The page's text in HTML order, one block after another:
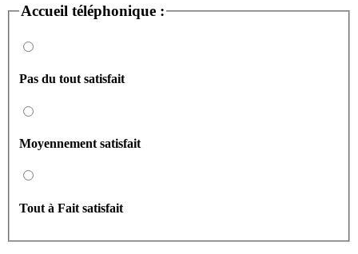
Accueil téléphonique :
Pas du tout satisfait
Moyennement satisfait
Tout à Fait satisfait